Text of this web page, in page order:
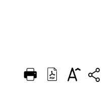
DEUTSCH